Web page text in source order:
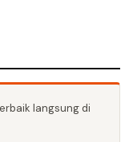
langsung di